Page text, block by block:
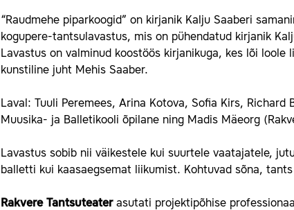
“Raudmehe piparkoogid” on kirjanik Kalju Saaberi
kogupere-tantsulavastus, mis on pühendatud kirjanik
Lavastus on valminud koostöös kirjanikuga, kes lõi
kunstiline juht Mehis Saaber.
Laval: Tuuli Peremees, Arina Kotova, Sofia Kirs,
Muusika- ja Balletikooli õpilane ning Madis Mäeorg
Lavastus sobib nii väikestele kui suurtele vaatajatele,
balletti kui kaasaegsemat liikumist. Kohtuvad sõna,
Rakvere Tantsuteaterasutati projektipõhise